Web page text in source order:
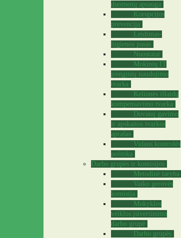
duomenų apsauga
Korupcijos
prevencija
Leidimas-
higienos pasas
Nuostatai
Mokinių IT
įrenginių naudojimo
tvarka
Kelionės išlaidų
kompensavimo tvarka
Dovanų gavimo
ir apskaitos tvarkos
aprašas
Vidaus kontrolės
politika
Darbo grupės ir komisijos
Metodinė taryba
Vaiko gerovės
komisija
Mokyklos
veiklos įsivertinimo
darbo grupė
Darbo grupės